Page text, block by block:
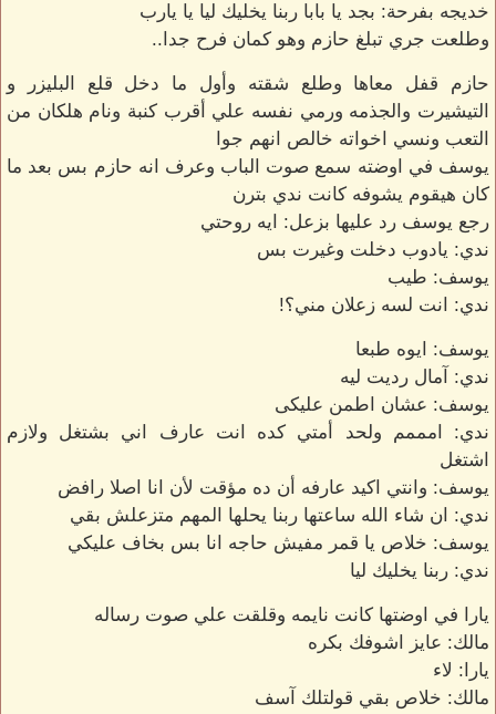
خديجه بفرحة: بجد يا بابا ربنا يخليك ليا يا يارب
وطلعت جري تبلغ حازم وهو كمان فرح جدا..
حازم قفل معاها وطلع شقته وأول ما دخل قلع البليزر و
التيشيرت والجذمه ورمي نفسه علي أقرب كنبة ونام هلكان من
التعب ونسي اخواته خالص انهم جوا
يوسف في اوضته سمع صوت الباب وعرف انه حازم بس بعد ما
كان هيقوم يشوفه كانت ندي بترن
رجع يوسف رد عليها بزعل: ايه روحتي
ندي: يادوب دخلت وغيرت بس
يوسف: طيب
ندي: انت لسه زعلان مني؟!
يوسف: ايوه طبعا
ندي: آمال رديت ليه
يوسف: عشان اطمن عليكى
ندي: امممم ولحد أمتي كده انت عارف اني بشتغل ولازم
اشتغل
يوسف: وانتي اكيد عارفه أن ده مؤقت لأن انا اصلا رافض
ندي: ان شاء الله ساعتها ربنا يحلها المهم متزعلش بقي
يوسف: خلاص يا قمر مفيش حاجه انا بس بخاف عليكي
ندي: ربنا يخليك ليا
يارا في اوضتها كانت نايمه وقلقت علي صوت رساله
مالك: عايز اشوفك بكره
يارا: لاء
مالك: خلاص بقي قولتلك آسف